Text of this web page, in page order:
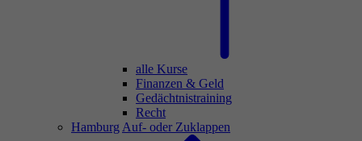
alle Kurse
Finanzen & Geld
Gedächtnistraining
Recht
Hamburg Auf- oder Zuklappen